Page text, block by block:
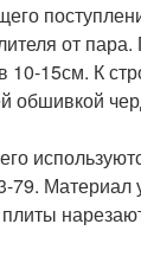
от
15см. К
плиты